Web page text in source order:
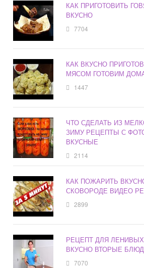
КАК ПРИГОТОВИТЬ
ВКУСНО
7704
КАК ВКУСНО
МЯСОМ ГОТОВИМ
1447
ЧТО СДЕЛАТЬ ИЗ
ЗИМУ РЕЦЕПТЫ С
ВКУСНЫЕ
2114
КАК ПОЖАРИТЬ
СКОВОРОДЕ ВИДЕО
2899
РЕЦЕПТ ДЛЯ
ВКУСНО ВТОРЫЕ
7070